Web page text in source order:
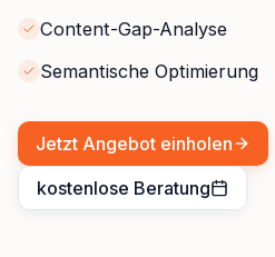
Content-Gap-Analyse
Semantische Optimierung
Jetzt Angebot einholen
kostenlose Beratung